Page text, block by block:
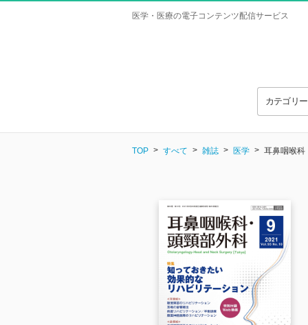
医学・医療の電子コンテンツ配信サービス
カテゴリ
TOP すべて 雑誌 医学 耳鼻咽喉